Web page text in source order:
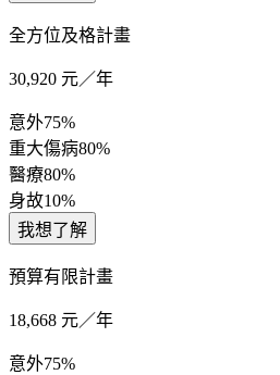
全方位及格計畫
30,920 元／年
意外75%
重大傷病80%
醫療80%
身故10%
我想了解
預算有限計畫
18,668 元／年
意外75%